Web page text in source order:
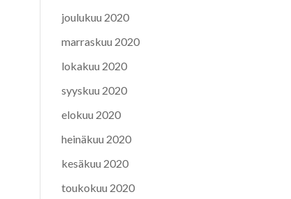
joulukuu 2020
marraskuu 2020
lokakuu 2020
syyskuu 2020
elokuu 2020
heinäkuu 2020
kesäkuu 2020
toukokuu 2020